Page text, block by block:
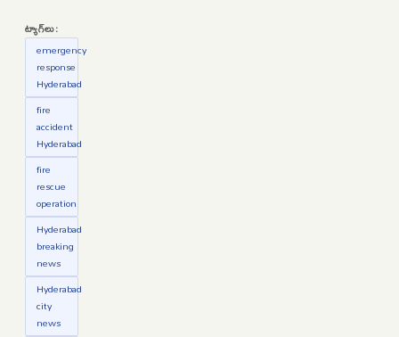
ట్యాగ్‌లు:
emergency
response
Hyderabad
fire
accident
Hyderabad
fire
rescue
operation
Hyderabad
breaking
news
Hyderabad
city
news